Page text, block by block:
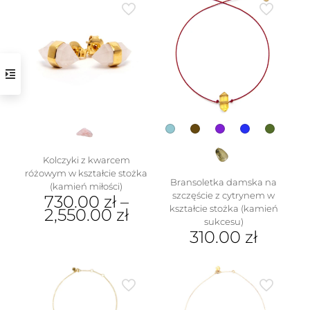
Kolczyki z kwarcem
różowym w kształcie stożka
(kamień miłości)
730.00 zł–
2,550.00 zł
wiele
wariantów.
Bransoletka damska na
szczęście z cytrynem w
kształcie stożka (kamień
sukcesu)
310.00 zł
wariantów.